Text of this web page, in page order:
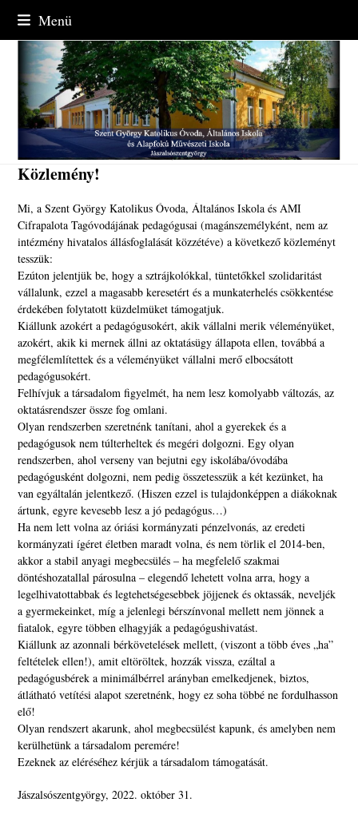
content
Menü
Közlemény!
Mi, a Szent György Katolikus Óvoda, Általános Iskola és AMI
Cifrapalota Tagóvodájának pedagógusai (magánszemélyként, nem az
intézmény hivatalos állásfoglalását közzétéve) a következő közleményt
tesszük:
Ezúton jelentjük be, hogy a sztrájkolókkal, tüntetőkkel szolidaritást
vállalunk, ezzel a magasabb keresetért és a munkaterhelés csökkentése
érdekében folytatott küzdelmüket támogatjuk.
Kiállunk azokért a pedagógusokért, akik vállalni merik véleményüket,
azokért, akik ki mernek állni az oktatásügy állapota ellen, továbbá a
megfélemlítettek és a véleményüket vállalni merő elbocsátott
pedagógusokért.
Felhívjuk a társadalom figyelmét, ha nem lesz komolyabb változás, az
oktatásrendszer össze fog omlani.
Olyan rendszerben szeretnénk tanítani, ahol a gyerekek és a
pedagógusok nem túlterheltek és megéri dolgozni. Egy olyan
rendszerben, ahol verseny van bejutni egy iskolába/óvodába
pedagógusként dolgozni, nem pedig összetesszük a két kezünket, ha
van egyáltalán jelentkező. (Hiszen ezzel is tulajdonképpen a diákoknak
ártunk, egyre kevesebb lesz a jó pedagógus…)
Ha nem lett volna az óriási kormányzati pénzelvonás, az eredeti
kormányzati ígéret életben maradt volna, és nem törlik el 2014-ben,
akkor a stabil anyagi megbecsülés – ha megfelelő szakmai
döntéshozatallal párosulna – elegendő lehetett volna arra, hogy a
legelhivatottabbak és legtehetségesebbek jöjjenek és oktassák, neveljék
a gyermekeinket, míg a jelenlegi bérszínvonal mellett nem jönnek a
fiatalok, egyre többen elhagyják a pedagógushivatást.
Kiállunk az azonnali bérkövetelések mellett, (viszont a több éves „ha”
feltételek ellen!), amit eltöröltek, hozzák vissza, ezáltal a
pedagógusbérek a minimálbérrel arányban emelkedjenek, biztos,
átlátható vetítési alapot szeretnénk, hogy ez soha többé ne fordulhasson
elő!
Olyan rendszert akarunk, ahol megbecsülést kapunk, és amelyben nem
kerülhetünk a társadalom peremére!
Ezeknek az eléréséhez kérjük a társadalom támogatását.
Jászalsószentgyörgy, 2022. október 31.